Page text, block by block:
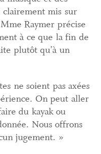
clairement mis sur
Raymer précise
à ce que la fin de
plutôt qu’à un
ne soient pas axées
On peut aller
du kayak ou
Nous offrons
jugement. »